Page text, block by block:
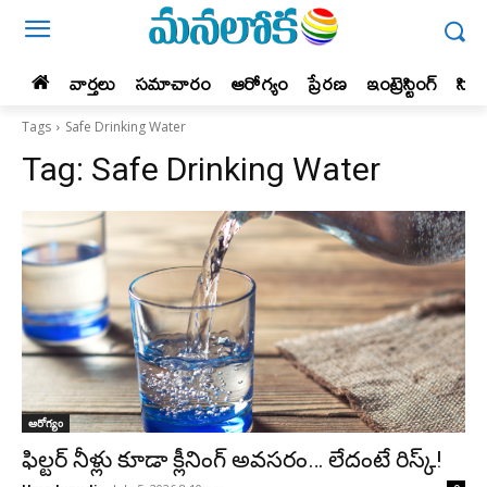
వార్తలు సమాచారం ఆరోగ్యం ప్రేర‌ణ‌ ఇంట్రెస్టింగ్‌
Tags Safe Drinking Water
Tag: Safe Drinking Water
ఆరోగ్యం
ఫిల్టర్ నీళ్లు కూడా క్లీనింగ్ అవసరం… లేదంటే రిస్క్!